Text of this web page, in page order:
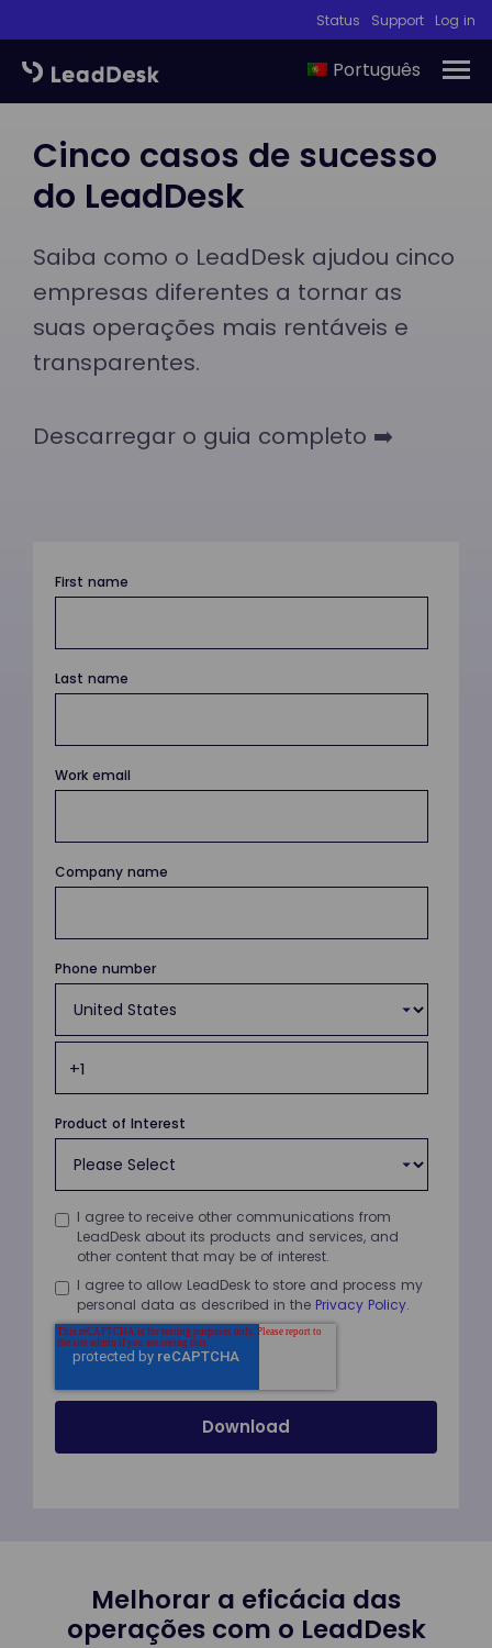
Status Support Log in
Português
Cinco casos de sucesso
do LeadDesk
Saiba como o LeadDesk ajudou cinco
empresas diferentes a tornar as
suas operações mais rentáveis e
transparentes.
Descarregar o guia completo ➡️
First name
Last name
Work email
Company name
Phone number
Product of Interest
I agree to receive other communications from
LeadDesk about its products and services, and
other content that may be of interest.
I agree to allow LeadDesk to store and process my
personal data as described in the Privacy Policy.
Melhorar a eficácia das
operações com o LeadDesk